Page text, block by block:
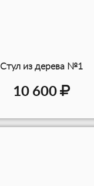
Стул из дерева №1
10 600